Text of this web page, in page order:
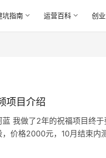
坑指南 运营百科 创
项目介绍
我做了2年的祝福项目终
价格2000元，10月结束内